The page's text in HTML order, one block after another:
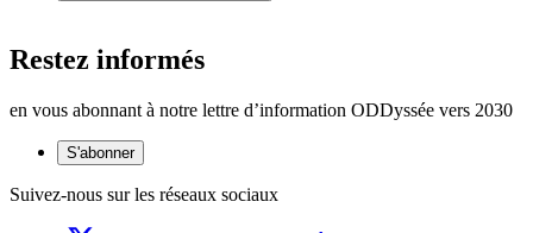
Restez informés
en vous abonnant à notre lettre d’information ODDyssée vers 2030
S'abonner
Suivez-nous sur les réseaux sociaux